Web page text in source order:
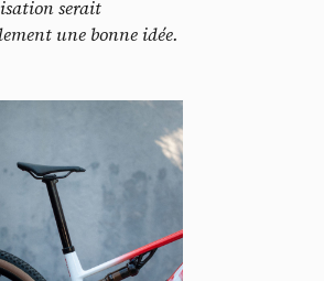
serait
une bonne idée.